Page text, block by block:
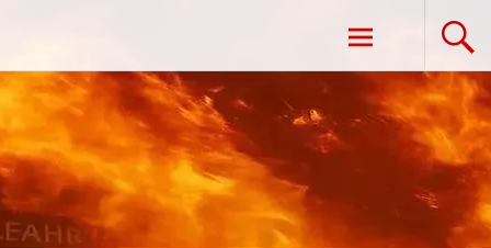
springen
Freiwillige Feuerwehr Vestenpoppen-
Wohlfahrts